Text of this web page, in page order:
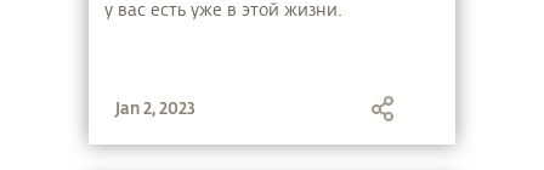
у вас есть уже в этой жизни.
Jan 2, 2023